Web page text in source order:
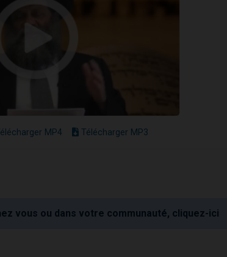
MP4 Télécharger MP3
vous ou dans votre communauté, cliquez-ici